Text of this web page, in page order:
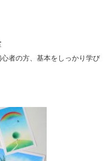
者の方、基本をしっかり学び